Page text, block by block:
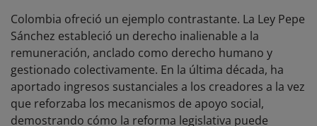
Colombia ofreció un ejemplo contrastante. La Ley Pepe
Sánchez estableció un derecho inalienable a la
remuneración, anclado como derecho humano y
gestionado colectivamente. En la última década, ha
aportado ingresos sustanciales a los creadores a la vez
que reforzaba los mecanismos de apoyo social,
demostrando cómo la reforma legislativa puede